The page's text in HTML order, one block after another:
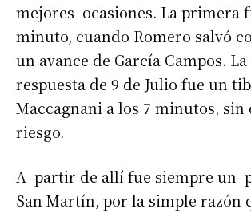
mejores ocasiones. La primera
minuto, cuando Romero salvó
un avance de García Campos.
respuesta de 9 de Julio fue un
Maccagnani a los 7 minutos, sin
riesgo.
A partir de allí fue siempre un
San Martín, por la simple razón